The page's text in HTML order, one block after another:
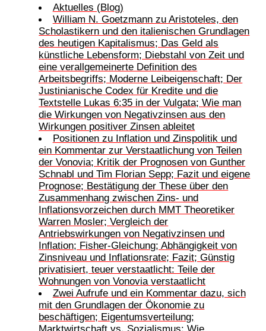
Aktuelles (Blog)
William N. Goetzmann zu Aristoteles, den
Scholastikern und den italienischen Grundlagen
des heutigen Kapitalismus; Das Geld als
künstliche Lebensform; Diebstahl von Zeit und
eine verallgemeinerte Definition des
Arbeitsbegriffs; Moderne Leibeigenschaft; Der
Justinianische Codex für Kredite und die
Textstelle Lukas 6:35 in der Vulgata; Wie man
die Wirkungen von Negativzinsen aus den
Wirkungen positiver Zinsen ableitet
Positionen zu Inflation und Zinspolitik und
ein Kommentar zur Verstaatlichung von Teilen
der Vonovia; Kritik der Prognosen von Gunther
Schnabl und Tim Florian Sepp; Fazit und eigene
Prognose; Bestätigung der These über den
Zusammenhang zwischen Zins- und
Inflationsvorzeichen durch MMT Theoretiker
Warren Mosler; Vergleich der
Antriebswirkungen von Negativzinsen und
Inflation; Fisher-Gleichung; Abhängigkeit von
Zinsniveau und Inflationsrate; Fazit; Günstig
privatisiert, teuer verstaatlicht: Teile der
Wohnungen von Vonovia verstaatlicht
Zwei Aufrufe und ein Kommentar dazu, sich
mit den Grundlagen der Ökonomie zu
beschäftigen; Eigentumsverteilung;
Marktwirtschaft vs. Sozialismus: Wie